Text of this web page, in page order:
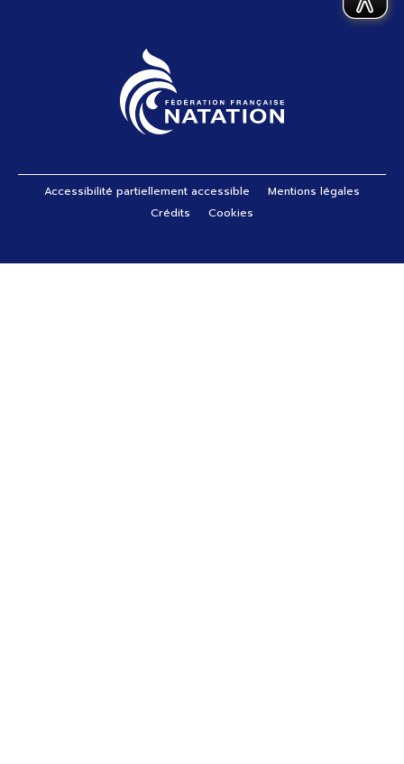
Pied de page
Accessibilité partiellement accessible
Mentions légales
Crédits
Cookies